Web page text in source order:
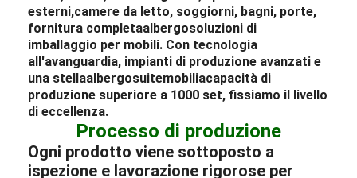
esterni,camere da letto, soggiorni, bagni, porte,
fornitura completaalbergosoluzioni di
imballaggio per mobili. Con tecnologia
all'avanguardia, impianti di produzione avanzati e
una stellaalbergosuitemobiliacapacità di
produzione superiore a 1000 set, fissiamo il livello
di eccellenza.
Processo di produzione
Ogni prodotto viene sottoposto a
ispezione e lavorazione rigorose per